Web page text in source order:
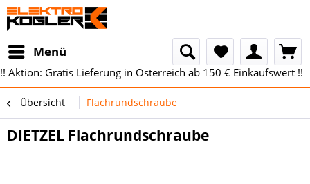
Menü
!! Aktion: Gratis Lieferung in Österreich ab 150 € Einkaufswert !!
Übersicht Flachrundschraube
DIETZEL Flachrundschraube